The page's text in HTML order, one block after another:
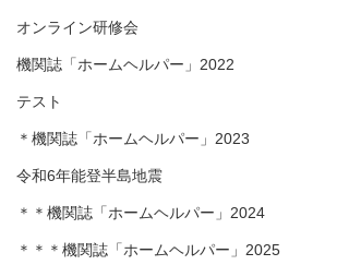
オンライン研修会
機関誌「ホームヘルパー」2022
テスト
＊機関誌「ホームヘルパー」2023
令和6年能登半島地震
＊＊機関誌「ホームヘルパー」2024
＊＊＊機関誌「ホームヘルパー」2025